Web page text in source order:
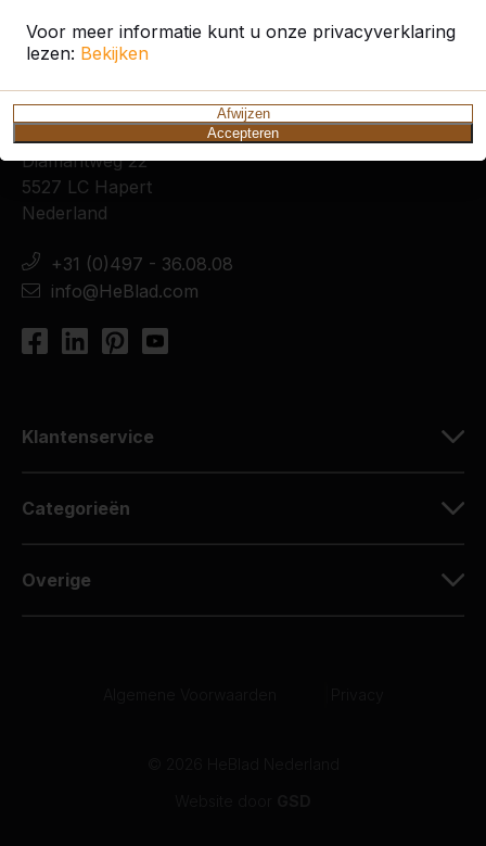
Voor meer informatie kunt u onze privacyverklaring
lezen: Bekijken
Afwijzen
Accepteren
Contact
Diamantweg 22
5527 LC Hapert
Nederland
+31 (0)497 - 36.08.08
info@HeBlad.com
Klantenservice
Categorieën
Overige